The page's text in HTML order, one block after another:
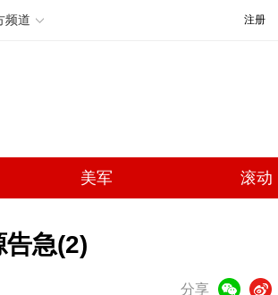
频道 注册
美军 滚动
急(2)
分享
微博